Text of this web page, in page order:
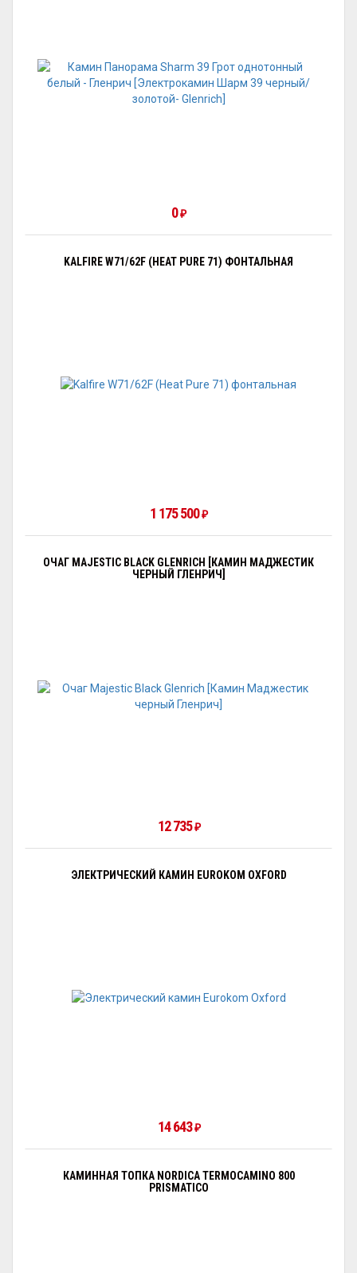
0 ₽
KALFIRE W71/62F (HEAT PURE 71) ФОНТАЛЬНАЯ
1 175 500 ₽
ОЧАГ MAJESTIC BLACK GLENRICH [КАМИН МАДЖЕСТИК
ЧЕРНЫЙ ГЛЕНРИЧ]
12 735 ₽
ЭЛЕКТРИЧЕСКИЙ КАМИН EUROKOM OXFORD
14 643 ₽
КАМИННАЯ ТОПКА NORDICA TERMOCAMINO 800
PRISMATICO